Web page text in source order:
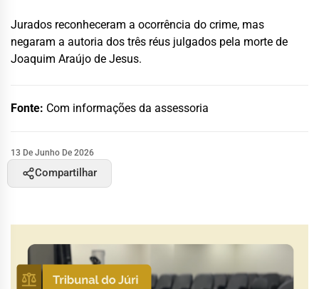
Jurados reconheceram a ocorrência do crime, mas
negaram a autoria dos três réus julgados pela morte de
Joaquim Araújo de Jesus.
Fonte: Com informações da assessoria
13 De Junho De 2026
Compartilhar